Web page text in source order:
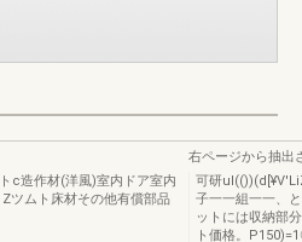
c造作材(洋風)室内ドア室内
ツムト床材その他有償部品
右ページから抽出
可研
子一一組一一、
ットには収納部
ト価格。